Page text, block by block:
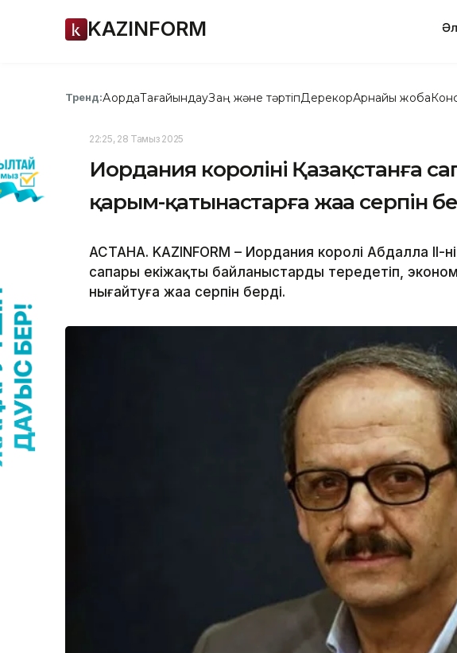
KAZINFORM
Тренд:АқордаТағайындауЗаң және тәртіпДерекқорАрнайы жоба
22:25, 28 Тамыз 2025
Иордания королінің Қазақстанға
қарым-қатынастарға жаңа серпін
АСТАНА. KAZINFORM – Иордания королі Абдалла ІІ-
сапары екіжақты байланыстарды тереңдетіп,
нығайтуға жаңа серпін берді.